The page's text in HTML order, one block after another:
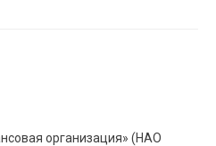
организация» (НАО